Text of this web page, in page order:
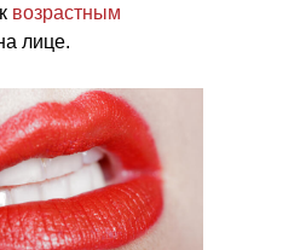
возрастным
лице.